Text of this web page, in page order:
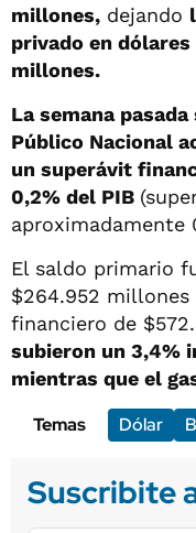
millones, dejando
privado en
millones.
La semana
Público Nacional
un superávit
0,2% del PIB
aproximadamente
El saldo primario
$264.952 millones
financiero de
subieron un 3,4%
mientras que el
Temas
Dólar
Suscribite